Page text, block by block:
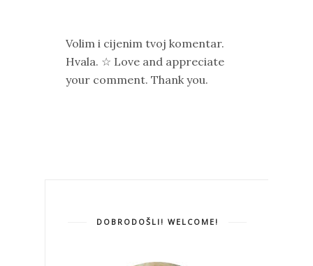
Volim i cijenim tvoj komentar.
Hvala. ☆ Love and appreciate
your comment. Thank you.
DOBRODOŠLI! WELCOME!